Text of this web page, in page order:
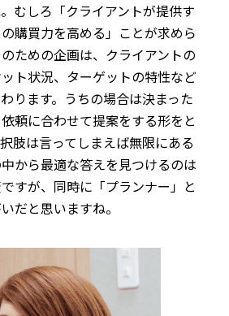
むしろ「クライアントが提供す
購買力を高める」ことが求めら
ための企画は、クライアントの
ト状況、ターゲットの特性など
ります。うちの場合は決まった
頼に合わせて提案をする形をと
肢は言ってしまえば無限にある
から最適な答えを見つけるのは
すが、同時に「プランナー」と
だと思いますね。